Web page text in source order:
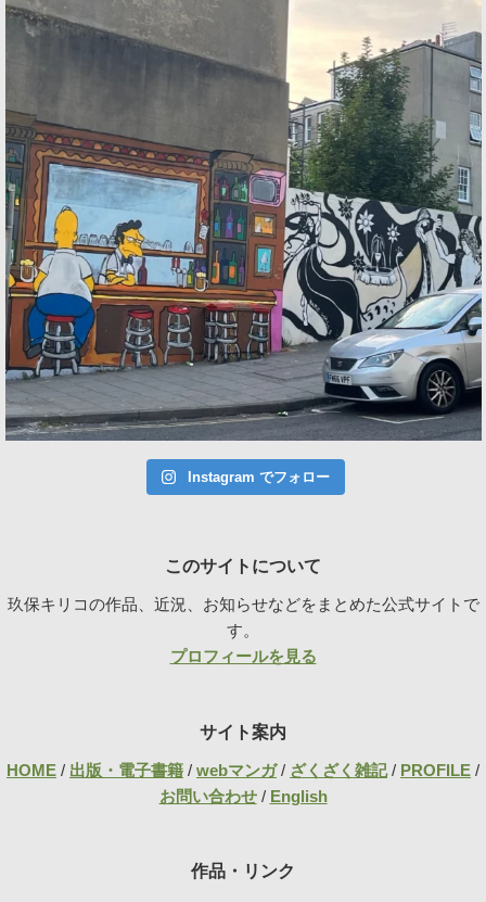
Instagram でフォロー
このサイトについて
玖保キリコの作品、近況、お知らせなどをまとめた公式サイトで
す。
プロフィールを見る
サイト案内
HOME / 出版・電子書籍 / webマンガ/ ざくざく雑記/ PROFILE /
お問い合わせ/ English
作品・リンク